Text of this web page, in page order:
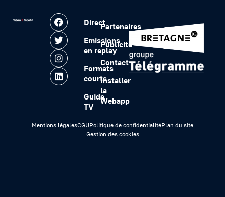
Direct
Emissions
en replay
Formats
courts
Guide
TV
Partenaires
Publicité
Contact
Installer
la
Webapp
Mentions légalesCGUPolitique de confidentialitéPlan du site
Gestion des cookies